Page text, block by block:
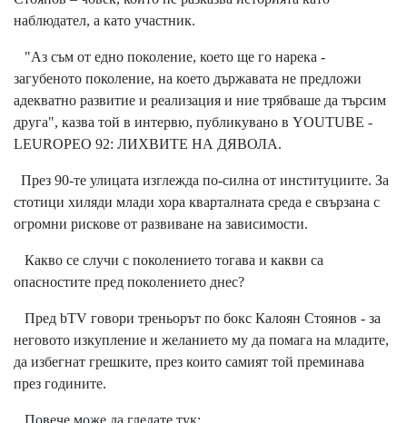
наблюдател, а като участник.
"Аз съм от едно поколение, което ще го нарека -
загубеното поколение, на което държавата не предложи
адекватно развитие и реализация и ние трябваше да търсим
друга", казва той в интервю, публикувано в YOUTUBE -
LEUROPEO 92: ЛИХВИТЕ НА ДЯВОЛА.
През 90-те улицата изглежда по-силна от институциите. За
стотици хиляди млади хора кварталната среда е свързана с
огромни рискове от развиване на зависимости.
Какво се случи с поколението тогава и какви са
опасностите пред поколението днес?
Пред bTV говори треньорът по бокс Калоян Стоянов - за
неговото изкупление и желанието му да помага на младите,
да избегнат грешките, през които самият той преминава
през годините.
Повече може да гледате тук: